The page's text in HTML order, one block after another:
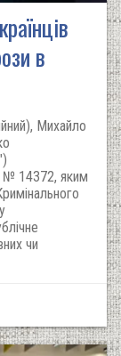
в
Михайло
№ 14372, яким
чи